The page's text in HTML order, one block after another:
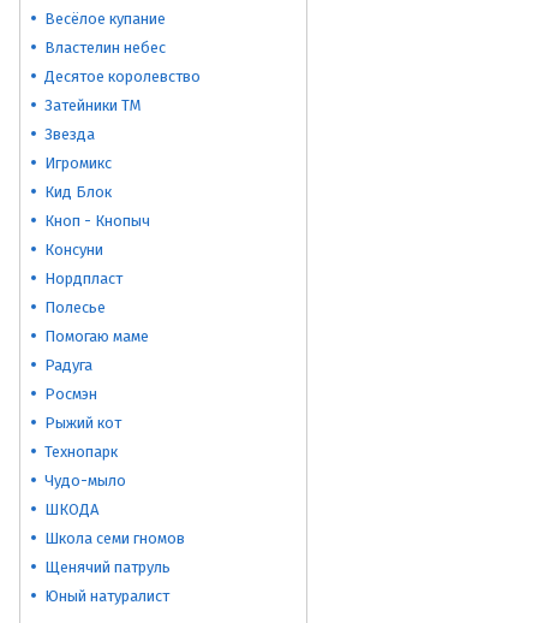
Весёлое купание
Властелин небес
Десятое королевство
Затейники ТМ
Звезда
Игромикс
Кид Блок
Кноп - Кнопыч
Консуни
Нордпласт
Полесье
Помогаю маме
Радуга
Росмэн
Рыжий кот
Технопарк
Чудо-мыло
ШКОДА
Школа семи гномов
Щенячий патруль
Юный натуралист